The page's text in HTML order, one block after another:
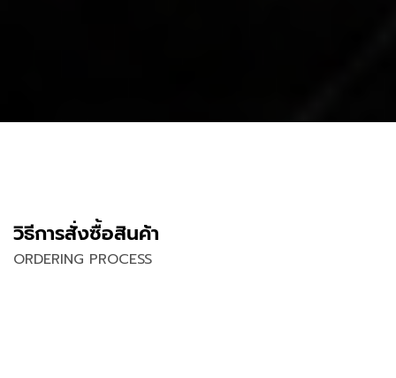
วิธีการสั่งซื้อสินค้า
ORDERING PROCESS